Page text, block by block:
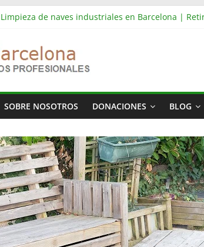
Limpieza de naves industriales en Barcelona |
La televisión más cara del mundo
Quien invento la televisión
SOBRE NOSOTROS DONACIONES BLOG